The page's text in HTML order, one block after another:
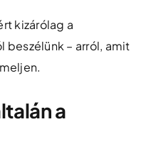
kizárólag a
beszélünk – arról, amit
a